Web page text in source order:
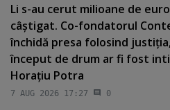
Li s-au cerut milioane de
câştigat. Co-fondatorul
închidă presa folosind
început de drum ar fi fost
Horaţiu Potra
7 AUG 2026 17:27 0